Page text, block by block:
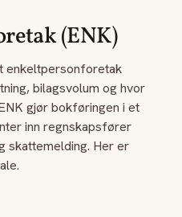
(ENK)
enkeltpersonforetak
bilagsvolum og hvor
gjør bokføringen i et
inn regnskapsfører
skattemelding. Her er